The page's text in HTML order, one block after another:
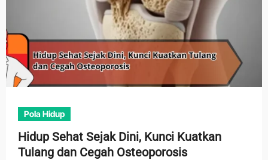
Pola Hidup
Hidup Sehat Sejak Dini, Kunci Kuatkan
Tulang dan Cegah Osteoporosis